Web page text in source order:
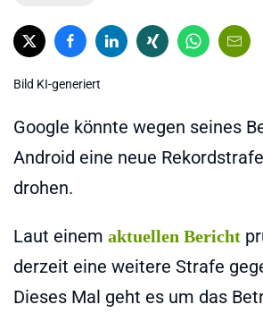
Bild KI-generiert
Google könnte wegen seines
Android eine neue
drohen.
Laut einem aktuellen Bericht
derzeit eine weitere Strafe
Dieses Mal geht es um das